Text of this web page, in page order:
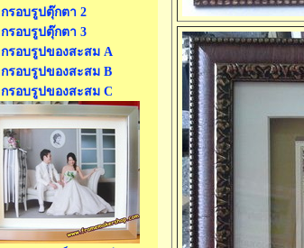
กรอบรูปตุ๊กตา 2
กรอบรูปตุ๊กตา 3
กรอบรูปของสะสม A
กรอบรูปของสะสม B
กรอบรูปของสะสม C